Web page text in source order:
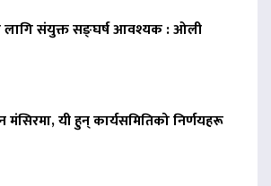
लागि संयुक्त सङ्घर्ष आवश्यक : ओली
मंसिरमा, यी हुन् कार्यसमितिको निर्णयहरू